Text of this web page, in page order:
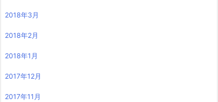
2018年3月
2018年2月
2018年1月
2017年12月
2017年11月